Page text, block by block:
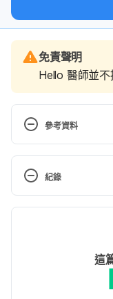
免責聲明
Hello 醫師並
參考資料
Root canal
https://
treatment/.
November 22,
紀錄
于承宇
賴
這